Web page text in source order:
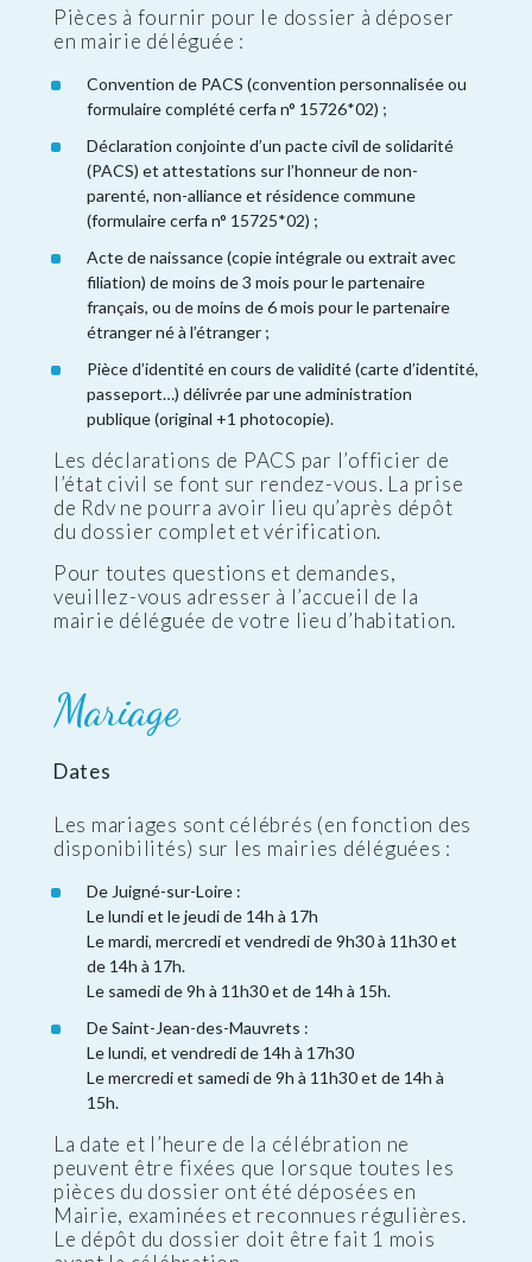
Pièces à fournir pour le dossier à déposer
en mairie déléguée :
Convention de PACS (convention personnalisée ou
formulaire complété cerfa n° 15726*02) ;
Déclaration conjointe d’un pacte civil de solidarité
(PACS) et attestations sur l’honneur de non-
parenté, non-alliance et résidence commune
(formulaire cerfa n° 15725*02) ;
Acte de naissance (copie intégrale ou extrait avec
filiation) de moins de 3 mois pour le partenaire
français, ou de moins de 6 mois pour le partenaire
étranger né à l’étranger ;
Pièce d’identité en cours de validité (carte d’identité,
passeport…) délivrée par une administration
publique (original +1 photocopie).
Les déclarations de PACS par l’officier de
l’état civil se font sur rendez-vous. La prise
de Rdv ne pourra avoir lieu qu’après dépôt
du dossier complet et vérification.
Pour toutes questions et demandes,
veuillez-vous adresser à l’accueil de la
mairie déléguée de votre lieu d’habitation.
Mariage
Dates
Les mariages sont célébrés (en fonction des
disponibilités) sur les mairies déléguées :
De Juigné-sur-Loire :
Le lundi et le jeudi de 14h à 17h
Le mardi, mercredi et vendredi de 9h30 à 11h30 et
de 14h à 17h.
Le samedi de 9h à 11h30 et de 14h à 15h.
De Saint-Jean-des-Mauvrets :
Le lundi, et vendredi de 14h à 17h30
Le mercredi et samedi de 9h à 11h30 et de 14h à
15h.
La date et l’heure de la célébration ne
peuvent être fixées que lorsque toutes les
pièces du dossier ont été déposées en
Mairie, examinées et reconnues régulières.
Le dépôt du dossier doit être fait 1 mois